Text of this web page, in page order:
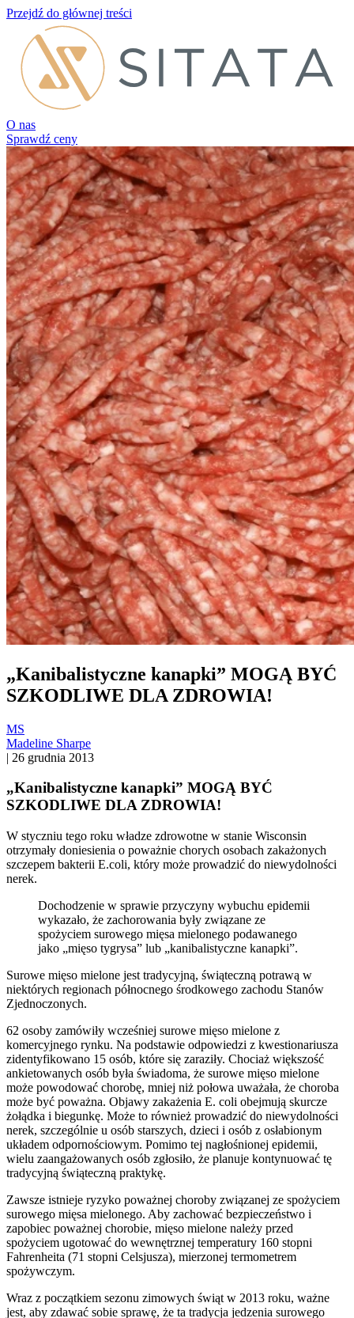
Przejdź do głównej treści
O nas
Sprawdź ceny
„Kanibalistyczne kanapki” MOGĄ BYĆ
SZKODLIWE DLA ZDROWIA!
MS
Madeline Sharpe
| 26 grudnia 2013
„Kanibalistyczne kanapki” MOGĄ BYĆ
SZKODLIWE DLA ZDROWIA!
W styczniu tego roku władze zdrowotne w stanie Wisconsin
otrzymały doniesienia o poważnie chorych osobach zakażonych
szczepem bakterii E.coli, który może prowadzić do niewydolności
nerek.
Dochodzenie w sprawie przyczyny wybuchu epidemii
wykazało, że zachorowania były związane ze
spożyciem surowego mięsa mielonego podawanego
jako „mięso tygrysa” lub „kanibalistyczne kanapki”.
Surowe mięso mielone jest tradycyjną, świąteczną potrawą w
niektórych regionach północnego środkowego zachodu Stanów
Zjednoczonych.
62 osoby zamówiły wcześniej surowe mięso mielone z
komercyjnego rynku. Na podstawie odpowiedzi z kwestionariusza
zidentyfikowano 15 osób, które się zaraziły. Chociaż większość
ankietowanych osób była świadoma, że surowe mięso mielone
może powodować chorobę, mniej niż połowa uważała, że choroba
może być poważna. Objawy zakażenia E. coli obejmują skurcze
żołądka i biegunkę. Może to również prowadzić do niewydolności
nerek, szczególnie u osób starszych, dzieci i osób z osłabionym
układem odpornościowym. Pomimo tej nagłośnionej epidemii,
wielu zaangażowanych osób zgłosiło, że planuje kontynuować tę
tradycyjną świąteczną praktykę.
Zawsze istnieje ryzyko poważnej choroby związanej ze spożyciem
surowego mięsa mielonego. Aby zachować bezpieczeństwo i
zapobiec poważnej chorobie, mięso mielone należy przed
spożyciem ugotować do wewnętrznej temperatury 160 stopni
Fahrenheita (71 stopni Celsjusza), mierzonej termometrem
spożywczym.
Wraz z początkiem sezonu zimowych świąt w 2013 roku, ważne
jest, aby zdawać sobie sprawę, że ta tradycja jedzenia surowego